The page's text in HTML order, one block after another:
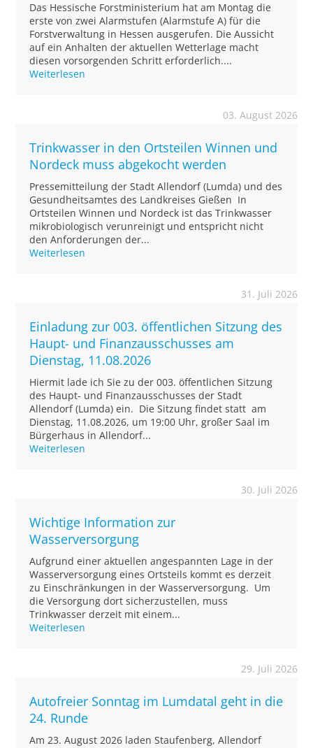
Das Hessische Forstministerium hat am Montag die
erste von zwei Alarmstufen (Alarmstufe A) für die
Forstverwaltung in Hessen ausgerufen. Die Aussicht
auf ein Anhalten der aktuellen Wetterlage macht
diesen vorsorgenden Schritt erforderlich....
Weiterlesen
03. August 2026
Trinkwasser in den Ortsteilen Winnen und
Nordeck muss abgekocht werden
Pressemitteilung der Stadt Allendorf (Lumda) und des
Gesundheitsamtes des Landkreises Gießen In
Ortsteilen Winnen und Nordeck ist das Trinkwasser
mikrobiologisch verunreinigt und entspricht nicht
den Anforderungen der...
Weiterlesen
31. Juli 2026
Einladung zur 003. öffentlichen Sitzung des
Haupt- und Finanzausschusses am
Dienstag, 11.08.2026
Hiermit lade ich Sie zu der 003. öffentlichen Sitzung
des Haupt- und Finanzausschusses der Stadt
Allendorf (Lumda) ein. Die Sitzung findet statt am
Dienstag, 11.08.2026, um 19:00 Uhr, großer Saal im
Bürgerhaus in Allendorf...
Weiterlesen
30. Juli 2026
Wichtige Information zur
Wasserversorgung
Aufgrund einer aktuellen angespannten Lage in der
Wasserversorgung eines Ortsteils kommt es derzeit
zu Einschränkungen in der Wasserversorgung. Um
die Versorgung dort sicherzustellen, muss
Trinkwasser derzeit mit einem...
Weiterlesen
29. Juli 2026
Autofreier Sonntag im Lumdatal geht in die
24. Runde
Am 23. August 2026 laden Staufenberg, Allendorf